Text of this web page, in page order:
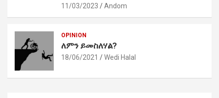
11/03/2023 Andom
OPINION
ለምን ይመስለሃል?
18/06/2021 Wedi Halal